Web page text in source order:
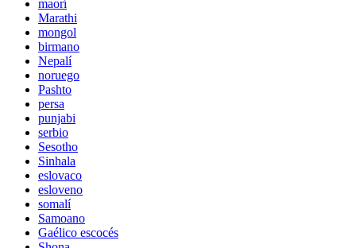
maorí
Marathi
mongol
birmano
Nepalí
noruego
Pashto
persa
punjabi
serbio
Sesotho
Sinhala
eslovaco
esloveno
somalí
Samoano
Gaélico escocés